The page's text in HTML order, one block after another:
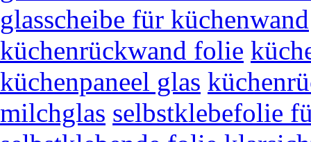
glasscheibe für küchenwand
küchenrückwand folie
küchenpaneel glas
milchglas selbstklebefolie